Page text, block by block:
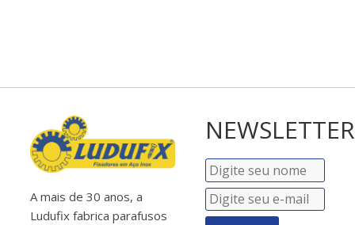
A mais de 30 anos, a
Ludufix fabrica parafusos
NEWSLETTER